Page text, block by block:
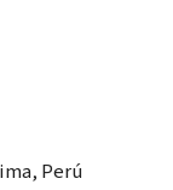
Perú